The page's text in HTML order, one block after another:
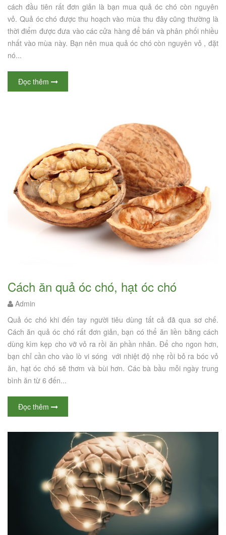
cách đầu tiên rất đơn giản là bạn mua quả óc chó còn nguyên
vỏ. Quả óc chó được thu hoạch vào mùa thu đây cũng thường là
thời điểm được đưa vào các cửa hàng để bán và phân phối nhiều
nhất vào mùa này. Bạn nên mua quả óc chó còn nguyên vỏ , đặt
nó...
Đọc thêm
Cách ăn quả óc chó, hạt óc chó
Admin
Quả óc chó khi đến tay người tiêu dùng tất cả đã qua sơ chế.
Cách ăn quả óc chó rất đơn giản, bạn có thể ăn liền bằng cách
dùng kìm kẹp cho vỡ vỏ ra rồi ăn phần nhân. Để cho ngon hơn,
bạn chỉ cần cho vào lò vi sóng với nhiệt độ nhẹ rồi bỏ ra bóc vỏ
ăn, hạt óc chó sẽ thơm và bùi hơn. Các bà bầu mỗi ngày trung
bình ăn từ 6 đến...
Đọc thêm